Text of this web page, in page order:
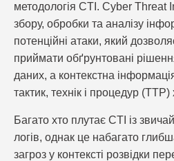
методологія CTI. Cyber Threat
збору, обробки та аналізу
потенційні атаки, який
приймати обґрунтовані
даних, а контекстна
тактик, технік і процедур
Багато хто плутає CTI із
логів, однак це набагато
загроз у контексті розвідки